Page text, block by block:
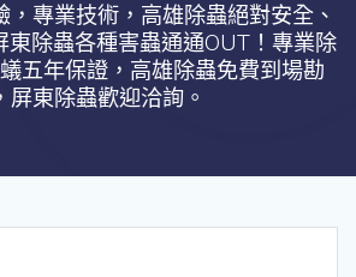
，專業技術，高雄除蟲絕對安全、
東除蟲各種害蟲通通OUT！專業除
五年保證，高雄除蟲免費到場勘
屏東除蟲歡迎洽詢。